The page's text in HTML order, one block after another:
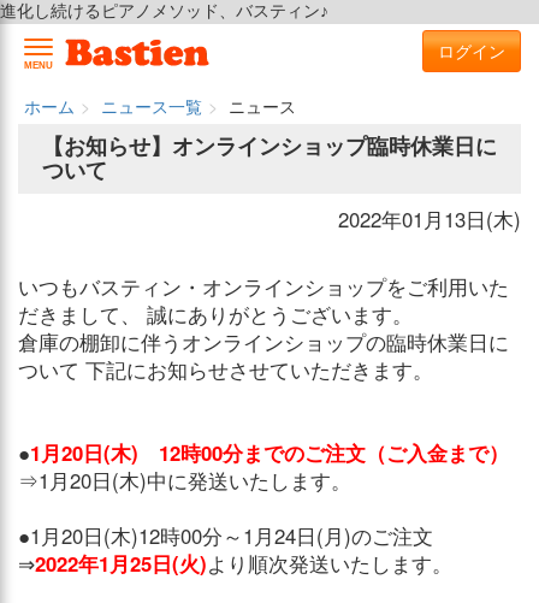
進化し続けるピアノメソッド、バスティン♪
MENU
ログイン
ホーム ニュース一覧
ニュース
【お知らせ】オンラインショップ臨時休業日に
ついて
2022年01月13日(木)
いつもバスティン・オンラインショップをご利用いた
だきまして、 誠にありがとうございます。
倉庫の棚卸に伴うオンラインショップの臨時休業日に
ついて 下記にお知らせさせていただきます。
●1月20日(木) 12時00分までのご注文（ご入金まで）
⇒1月20日(木)中に発送いたします。
●1月20日(木)12時00分～1月24日(月)のご注文
⇒2022年1月25日(火)より順次発送いたします。